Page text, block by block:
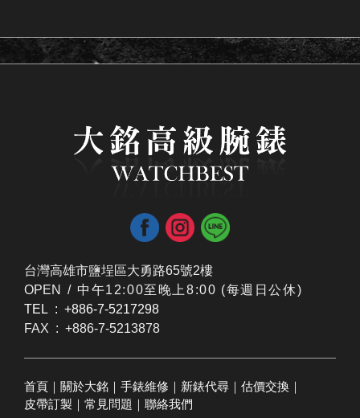
台灣高雄市鹽埕區大勇路65號2樓
OPEN / ​中午12:00至晚上8:00 (每週日公休)
TEL : +886-7-5217298
FAX : +886-7-5213878
首頁 ｜ 關於大銘 ｜ 手錶維修 ｜ 新錶代尋 ｜ 估價交換 ｜
皮帶訂製 ｜ 常見問題 ｜ 聯絡我們